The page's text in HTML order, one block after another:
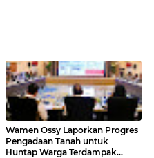
Wamen Ossy Laporkan Progres
Pengadaan Tanah untuk
Huntap Warga Terdampak